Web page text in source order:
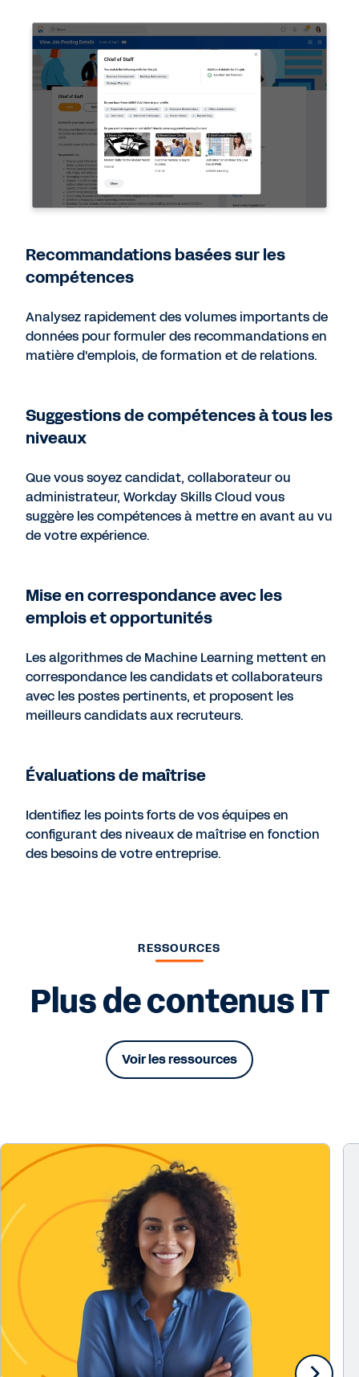
Recommandations basées sur les
compétences
Analysez rapidement des volumes importants de
données pour formuler des recommandations en
matière d'emplois, de formation et de relations.
Suggestions de compétences à tous les
niveaux
Que vous soyez candidat, collaborateur ou
administrateur, Workday Skills Cloud vous
suggère les compétences à mettre en avant au vu
de votre expérience.
Mise en correspondance avec les
emplois et opportunités
Les algorithmes de Machine Learning mettent en
correspondance les candidats et collaborateurs
avec les postes pertinents, et proposent les
meilleurs candidats aux recruteurs.
Évaluations de maîtrise
Identifiez les points forts de vos équipes en
configurant des niveaux de maîtrise en fonction
des besoins de votre entreprise.
RESSOURCES
Plus de contenus IT
Voir les ressources